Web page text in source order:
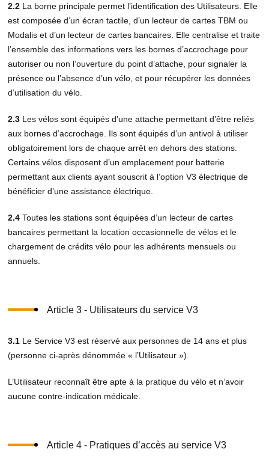
2.2 La borne principale permet l’identification des Utilisateurs. Elle
est composée d’un écran tactile, d’un lecteur de cartes TBM ou
Modalis et d’un lecteur de cartes bancaires. Elle centralise et traite
l’ensemble des informations vers les bornes d’accrochage pour
autoriser ou non l’ouverture du point d’attache, pour signaler la
présence ou l’absence d’un vélo, et pour récupérer les données
d’utilisation du vélo.
2.3 Les vélos sont équipés d’une attache permettant d’être reliés
aux bornes d’accrochage. Ils sont équipés d’un antivol à utiliser
obligatoirement lors de chaque arrêt en dehors des stations.
Certains vélos disposent d’un emplacement pour batterie
permettant aux clients ayant souscrit à l’option V3 électrique de
bénéficier d’une assistance électrique.
2.4 Toutes les stations sont équipées d’un lecteur de cartes
bancaires permettant la location occasionnelle de vélos et le
chargement de crédits vélo pour les adhérents mensuels ou
annuels.
Article 3 - Utilisateurs du service V3
3.1 Le Service V3 est réservé aux personnes de 14 ans et plus
(personne ci-après dénommée « l’Utilisateur »).
L’Utilisateur reconnaît être apte à la pratique du vélo et n’avoir
aucune contre-indication médicale.
Article 4 - Pratiques d’accès au service V3